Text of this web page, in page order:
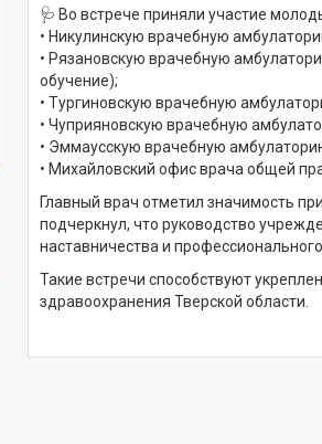
🩺 Во встрече приняли участие
•⁠ ⁠Никулинскую врачебную
•⁠ ⁠Рязановскую врачебную
обучение);
•⁠ ⁠Тургиновскую врачебную
•⁠ ⁠Чуприяновскую врачебную
•⁠ ⁠Эммаусскую врачебную
•⁠ ⁠Михайловский офис врача общей
Главный врач отметил значимость
подчеркнул, что руководство
наставничества и
Такие встречи способствуют
здравоохранения Тверской области.